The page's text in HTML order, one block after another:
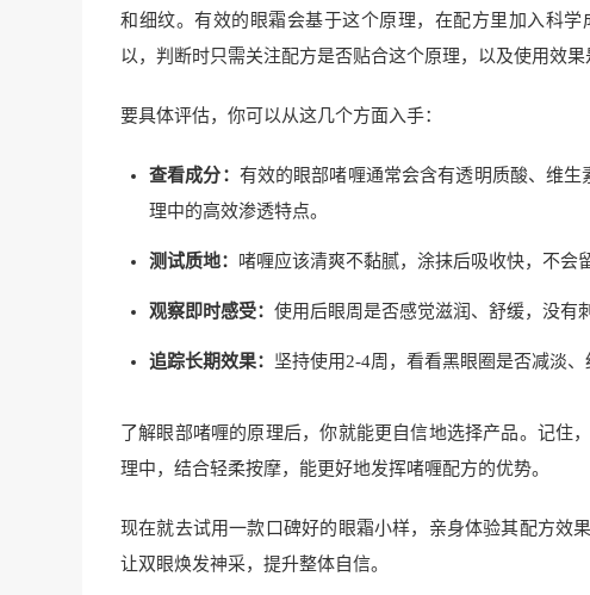
和细纹。有效的眼霜会基于这个原理，在配方里加入科
以，判断时只需关注配方是否贴合这个原理，以及使用效果
要具体评估，你可以从这几个方面入手：
查看成分： 有效的眼部啫喱通常会含有透明质酸、维
理中的高效渗透特点。
测试质地： 啫喱应该清爽不黏腻，涂抹后吸收快，不
观察即时感受： 使用后眼周是否感觉滋润、舒缓，没有
追踪长期效果： 坚持使用2-4周，看看黑眼圈是否减淡
了解眼部啫喱的原理后，你就能更自信地选择产品。记住
理中，结合轻柔按摩，能更好地发挥啫喱配方的优势。
现在就去试用一款口碑好的眼霜小样，亲身体验其配方效
让双眼焕发神采，提升整体自信。